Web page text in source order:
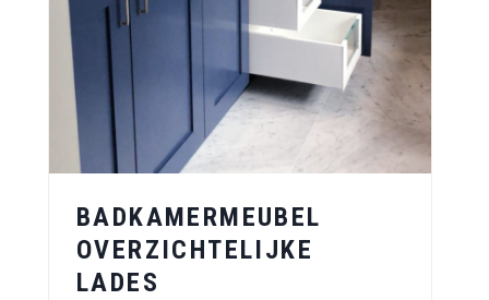
BADKAMERMEUBEL
OVERZICHTELIJKE
LADES